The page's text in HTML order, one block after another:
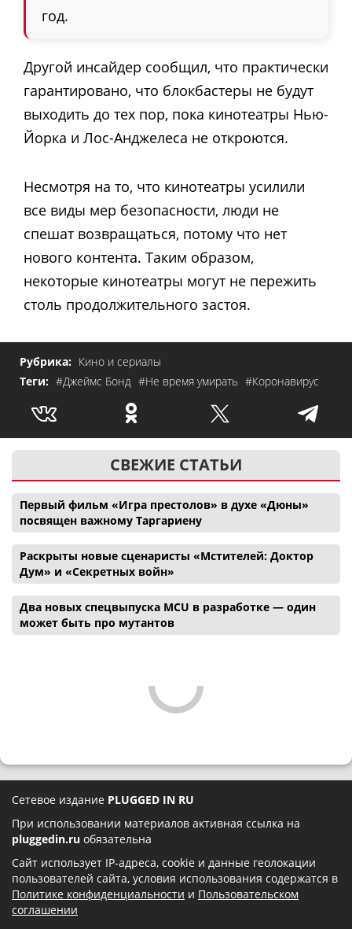
год.
Другой инсайдер сообщил, что практически
гарантировано, что блокбастеры не будут
выходить до тех пор, пока кинотеатры Нью-
Йорка и Лос-Анджелеса не откроются.
Несмотря на то, что кинотеатры усилили
все виды мер безопасности, люди не
спешат возвращаться, потому что нет
нового контента. Таким образом,
некоторые кинотеатры могут не пережить
столь продолжительного застоя.
Рубрика: Кино и сериалы
Теги: #Джеймс Бонд #Не время умирать #Коронавирус
СВЕЖИЕ СТАТЬИ
Первый фильм «Игра престолов» в духе «Дюны»
посвящен важному Таргариену
Раскрыты новые сценаристы «Мстителей: Доктор
Дум» и «Секретных войн»
Два новых спецвыпуска MCU в разработке — один
может быть про мутантов
Сетевое издание PLUGGED IN RU
При использовании материалов активная ссылка на
pluggedin.ru обязательна
Сайт использует IP-адреса, cookie и данные геолокации
пользователей сайта, условия использования содержатся в
Политике конфиденциальности и Пользовательском
соглашении